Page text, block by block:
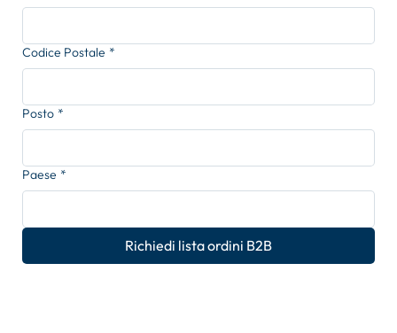
Codice Postale *
Posto *
Paese *
Richiedi lista ordini B2B